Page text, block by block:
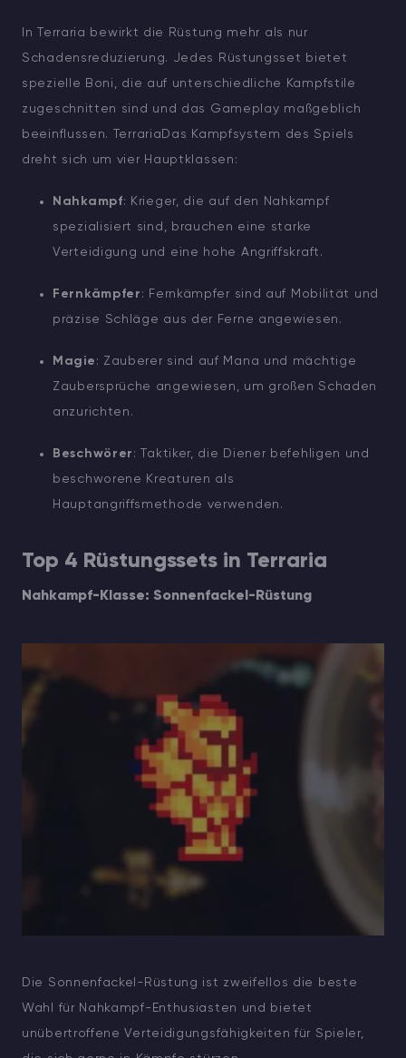
In Terraria bewirkt die Rüstung mehr als nur
Schadensreduzierung. Jedes Rüstungsset bietet
spezielle Boni, die auf unterschiedliche Kampfstile
zugeschnitten sind und das Gameplay maßgeblich
beeinflussen. TerrariaDas Kampfsystem des Spiels
dreht sich um vier Hauptklassen:
Nahkampf: Krieger, die auf den Nahkampf
spezialisiert sind, brauchen eine starke
Verteidigung und eine hohe Angriffskraft.
Fernkämpfer : Fernkämpfer sind auf Mobilität und
präzise Schläge aus der Ferne angewiesen.
Magie : Zauberer sind auf Mana und mächtige
Zaubersprüche angewiesen, um großen Schaden
anzurichten.
Beschwörer : Taktiker, die Diener befehligen und
beschworene Kreaturen als
Hauptangriffsmethode verwenden.
Top 4 Rüstungssets in Terraria
Nahkampf-Klasse: Sonnenfackel-Rüstung
Die Sonnenfackel-Rüstung ist zweifellos die beste
Wahl für Nahkampf-Enthusiasten und bietet
unübertroffene Verteidigungsfähigkeiten für Spieler,